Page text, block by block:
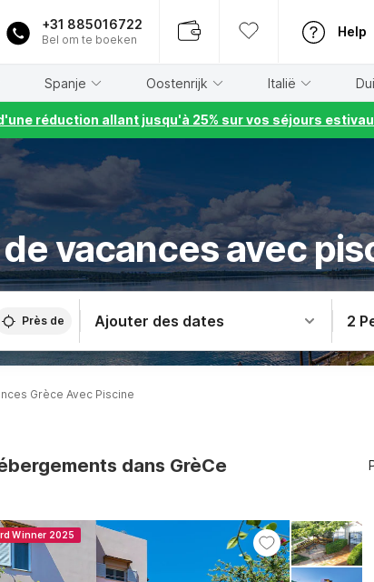
+31 885016722
Bel om te boeken
Help
Spanje Oostenrijk Italië
réduction allant jusqu'à 25% sur vos séjours
vacances avec
Près de Ajouter des dates 2
Grèce Avec Piscine
dans GrèCe
Winner 2025